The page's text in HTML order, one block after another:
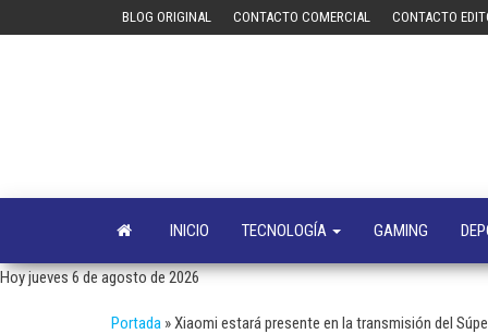
BLOG ORIGINAL CONTACTO COMERCIAL CONTACTO
INICIO TECNOLOGÍA GAMING
Hoy jueves 6 de agosto de 2026
Portada »Xiaomi estará presente en la transmisión del